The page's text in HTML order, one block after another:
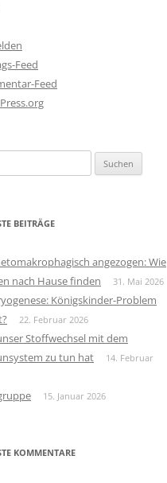
Feed
Feed
BEITRÄGE
angezogen: Wie
nach Hause finden
31. Mai 2026
Königskinder-Problem
22. Februar 2026
Stoffwechsel mit dem
zu tun hat
14. Februar
15. Januar 2026
KOMMENTARE